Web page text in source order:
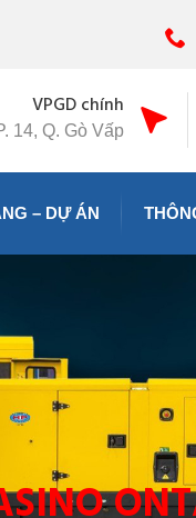
VPGD chính
14, Q. Gò Vấp
– DỰ ÁN